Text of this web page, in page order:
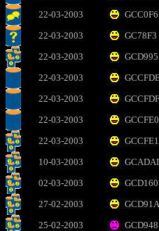
22-03-2003
GCC0F6
22-03-2003
GC78F3
22-03-2003
GCD995
22-03-2003
22-03-2003
GCCFDF
22-03-2003
GCCFE0
22-03-2003
GCCFE1
10-03-2003
02-03-2003
GCD160
27-02-2003
GCD91A
25-02-2003
GCD948